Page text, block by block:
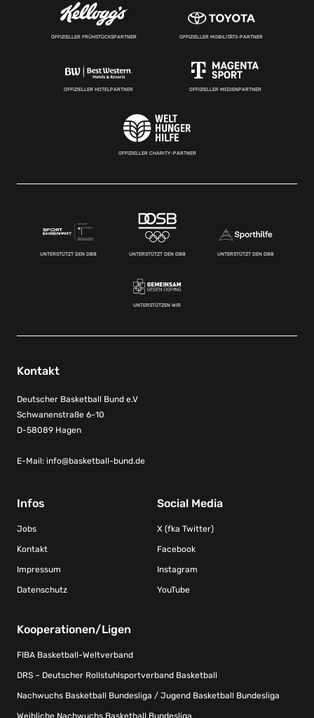
OFFIZIELLER FRÜHSTÜCKSPARTNER OFFIZIELLER MOBILITÄTS-PARTNER
OFFIZIELLER HOTELPARTNER OFFIZIELLER MEDIENPARTNER
OFFIZIELLER CHARITY-PARTNER
UNTERSTÜTZT DEN DBB UNTERSTÜTZT DEN DBB UNTERSTÜTZT DEN DBB
UNTERSTÜTZEN WIR
Kontakt
Deutscher Basketball Bund e.V
Schwanenstraße 6-10
D-58089 Hagen
E-Mail: info@basketball-bund.de
Infos
Jobs
Kontakt
Impressum
Datenschutz
Social Media
X (fka Twitter)
Facebook
Instagram
YouTube
Kooperationen/Ligen
FIBA Basketball-Weltverband
DRS – Deutscher Rollstuhlsportverband Basketball
Nachwuchs Basketball Bundesliga / Jugend Basketball Bundesliga
Weibliche Nachwuchs Basketball Bundesliga